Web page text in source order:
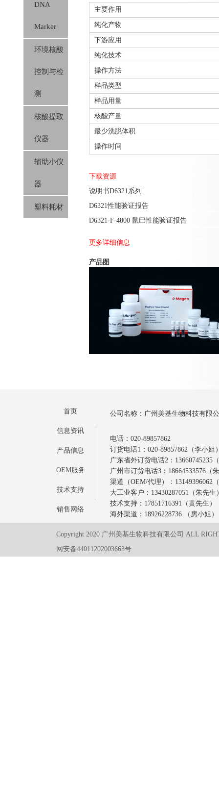
DNA
Marker
环境核酸
控制与检
测
核酸提取
仪器
辅助小仪
器
塑料耗材
主要作用
纯化产物
下游应用
纯化技术
操作方法
样品类型
样品用量
核酸产量
最少洗脱体积
操作时间
下载资源
说明书D6321系列
D6321性能验证报告
D6321-F-4800 鼠巴性能验证报告
更多详细信息
产品图
首页
信息资讯
产品信息
OEM服务
技术支持
销售网络
公司名称：广州美基生物科技有限
电话：020-89857862
订货电话1：020-89857862（李小姐
广东省外订货电话2：13660745235
广州市订货电话3：18664533576（
渠道（OEM/代理）：13149396062
大工业客户：13430287051（朱先生
技术支持：17851716391（黄先生）
海外渠道：18926228736 （房小姐）
Copyright 2020 广州美基生物科技有限公司 ALL
网安备44011202003663号